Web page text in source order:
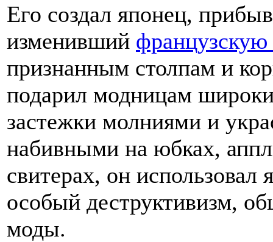
Его создал японец,
изменивший
признанным столпам и
подарил модницам
застежки молниями и
набивными на юбках,
свитерах, он
особый деструктивизм,
моды.